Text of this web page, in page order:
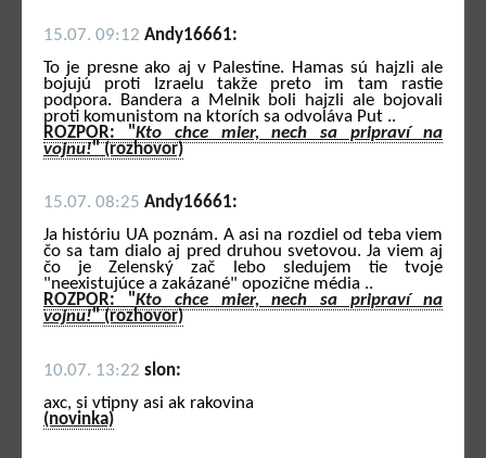
15.07. 09:12 Andy16661:
To je presne ako aj v Palestíne. Hamas sú hajzli ale
bojujú proti Izraelu takže preto im tam rastie
podpora. Bandera a Melnik boli hajzli ale bojovali
proti komunistom na ktorích sa odvoláva Put ..
ROZPOR: "Kto chce mier, nech sa pripraví na
vojnu!" (rozhovor)
15.07. 08:25 Andy16661:
Ja históriu UA poznám. A asi na rozdiel od teba viem
čo sa tam dialo aj pred druhou svetovou. Ja viem aj
čo je Zelenský zač lebo sledujem tie tvoje
"neexistujúce a zakázané" opozične média ..
ROZPOR: "Kto chce mier, nech sa pripraví na
vojnu!" (rozhovor)
10.07. 13:22 slon:
axc, si vtipny asi ak rakovina
(novinka)